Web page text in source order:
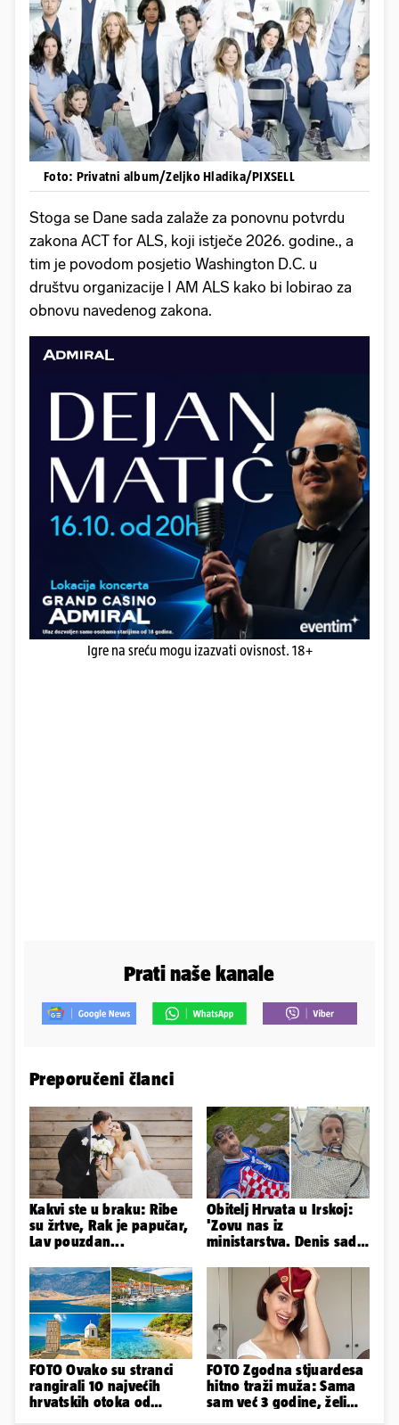
Foto: Privatni album/Zeljko Hladika/PIXSELL
Stoga se Dane sada zalaže za ponovnu potvrdu
zakona ACT for ALS, koji istječe 2026. godine., a
tim je povodom posjetio Washington D.C. u
društvu organizacije I AM ALS kako bi lobirao za
obnovu navedenog zakona.
Igre na sreću mogu izazvati ovisnost. 18+
Prati naše kanale
Preporučeni članci
Kakvi ste u braku: Ribe
su žrtve, Rak je papučar,
Lav pouzdan...
Obitelj Hrvata u Irskoj:
'Zovu nas iz
ministarstva. Denis sada
nas je'
FOTO Ovako su stranci
rangirali 10 najvećih
hrvatskih otoka od
FOTO Zgodna stjuardesa
hitno traži muža: Sama
sam već 3 godine, želim